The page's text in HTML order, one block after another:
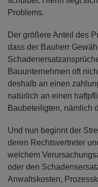
Problems.
Der größere Anteil des
dass der Bauherr
Bauunternehmen oft
deshalb an einen
natürlich an einen
Baubeteiligten, nämlich
Und nun beginnt der
deren Rechtsvertreter
welchem
oder den
Anwaltskosten,